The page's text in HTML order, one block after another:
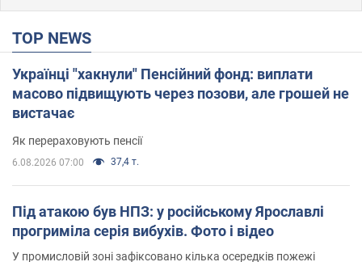
TOP NEWS
Українці "хакнули" Пенсійний фонд: виплати
масово підвищують через позови, але грошей не
вистачає
Як перераховують пенсії
6.08.2026 07:00 37,4 т.
Під атакою був НПЗ: у російському Ярославлі
прогриміла серія вибухів. Фото і відео
У промисловій зоні зафіксовано кілька осередків пожежі